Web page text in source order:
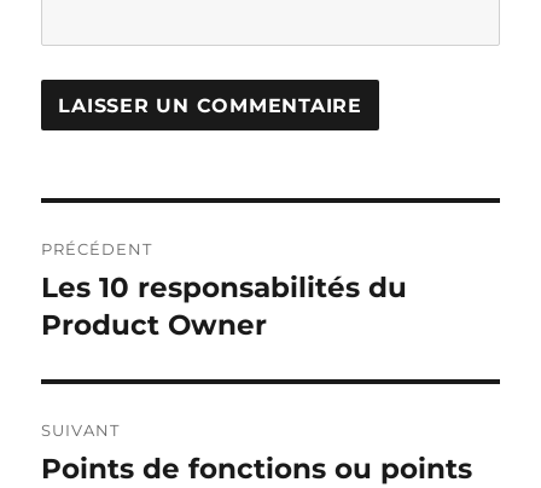
de
l’article
PRÉCÉDENT
Publication
précédente :
Les 10 responsabilités du
Product Owner
SUIVANT
Publication
Points de fonctions ou points